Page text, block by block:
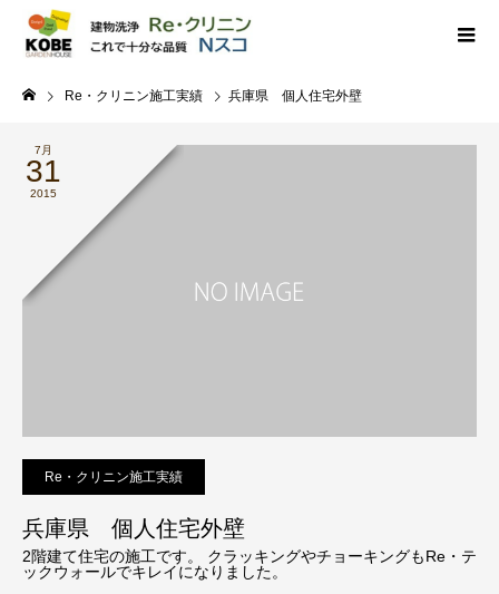
Re・クリニン施工実績 兵庫県 個人住宅外壁
7月
31
2015
Re・クリニン施工実績
兵庫県 個人住宅外壁
2階建て住宅の施工です。 クラッキングやチョーキングもRe・テ
ックウォールでキレイになりました。